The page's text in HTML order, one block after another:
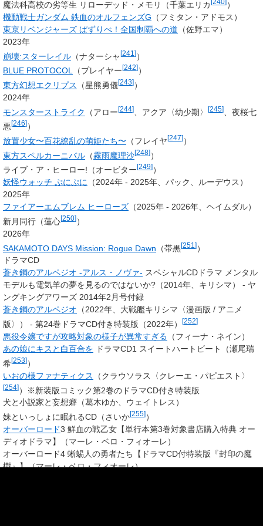
魔法科高校の劣等生 リローデッド・メモリ（千葉エリカ
）
機動戦士ガンダム 鉄血のオルフェンズG （フミタン・アドモス）
東京リベンジャーズ ぱずりべ！全国制覇への道 （佐野エマ）
2023年
崩壊:スターレイル （ナターシャ[241 ]）
BLUE PROTOCOL
（プレイヤー[242] ）
東方幻想エクリプス
（星熊勇儀[243]）
2024年
モンスターストライク
（アロー[244] 、アクア〈幼少期〉 [245]
、夜桜七
悪[246] ）
放置少女〜百花繚乱の萌姫たち〜 （フレイヤ[247]）
東方スペルカーニバル （霧雨魔理沙[248]）
ライブ・ア・ヒーロー!（オービター[249] ）
妖怪ウォッチ ぷにぷに
（2024年 - 2025年、パック、ルーデウス）
2025年
ファイアーエムブレム ヒーローズ （2025年 - 2026年、 ヘイムダル）
新月同行（蓮心[250]）
2026年
SAKAMOTO DAYS Mission: Rogue Dawn （帯黒[251 ]）
ドラマCD
蒼き鋼のアルペジオ -アルス・ノヴァ- スペシャルCDドラマ メンタル
モデルも電気羊の夢を見るのではないか?（2014年、キリシマ） - ヤ
ングキングアワーズ 2014年2月号付録
蒼き鋼のアルペジオ （2022年、大戦艦キリシマ〈漫画版 / アニメ
版〉） - 第24巻ドラマCD付き特装版（2022年）
[252]
悪役令嬢ですが攻略対象の様子が異常すぎる （フィーナ・ネイン）
あの娘にキスと白百合を ドラマCD1 スイートハートビート（瀬尾瑞
希[253]）
いおの様ファナティクス
（クラウソラス〈クレーエ・パピエスト〉
[254]）※新装版コミック第2巻のドラマCD付き特装版
犬と小説家と妄想癖（葛木ゆか、ウェイトレス）
妹といっしょに眠れるCD（さいか[255] ）
オーバーロード3 鮮血の戦乙女【単行本第3巻対象書店購入特典 オー
ディオドラマ】（マーレ・ベロ・フィオーレ）
オーバーロード4 蜥蜴人の勇者たち【ドラマCD付特装版『封印の魔
樹』】（マーレ・ベロ・フィオーレ）